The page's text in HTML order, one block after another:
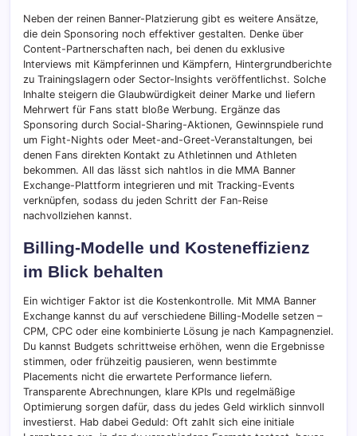
Neben der reinen Banner-Platzierung gibt es weitere Ansätze,
die dein Sponsoring noch effektiver gestalten. Denke über
Content-Partnerschaften nach, bei denen du exklusive
Interviews mit Kämpferinnen und Kämpfern, Hintergrundberichte
zu Trainingslagern oder Sector-Insights veröffentlichst. Solche
Inhalte steigern die Glaubwürdigkeit deiner Marke und liefern
Mehrwert für Fans statt bloße Werbung. Ergänze das
Sponsoring durch Social-Sharing-Aktionen, Gewinnspiele rund
um Fight-Nights oder Meet-and-Greet-Veranstaltungen, bei
denen Fans direkten Kontakt zu Athletinnen und Athleten
bekommen. All das lässt sich nahtlos in die MMA Banner
Exchange-Plattform integrieren und mit Tracking-Events
verknüpfen, sodass du jeden Schritt der Fan-Reise
nachvollziehen kannst.
Billing-Modelle und Kosteneffizienz
im Blick behalten
Ein wichtiger Faktor ist die Kostenkontrolle. Mit MMA Banner
Exchange kannst du auf verschiedene Billing-Modelle setzen –
CPM, CPC oder eine kombinierte Lösung je nach Kampagnenziel.
Du kannst Budgets schrittweise erhöhen, wenn die Ergebnisse
stimmen, oder frühzeitig pausieren, wenn bestimmte
Placements nicht die erwartete Performance liefern.
Transparente Abrechnungen, klare KPIs und regelmäßige
Optimierung sorgen dafür, dass du jedes Geld wirklich sinnvoll
investierst. Hab dabei Geduld: Oft zahlt sich eine initiale